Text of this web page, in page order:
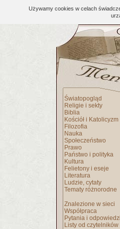
Używamy cookies w celach
Światopogląd
Religie i sekty
Biblia
Kościół i Katolicyzm
Filozofia
Nauka
Społeczeństwo
Prawo
Państwo i polityka
Kultura
Felietony i eseje
Literatura
Ludzie, cytaty
Tematy różnorodne
Znalezione w sieci
Współpraca
Pytania i odpowiedzi
Listy od czytelników